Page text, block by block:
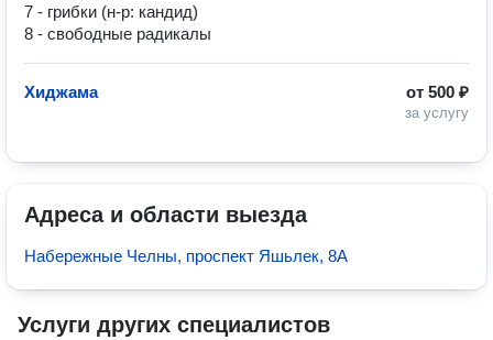
7 - грибки (н-р: кандид)
8 - свободные радикалы
от 500 ₽
за услугу
Хиджама
Адреса и области выезда
Набережные Челны, проспект Яшьлек, 8А
Услуги других специалистов